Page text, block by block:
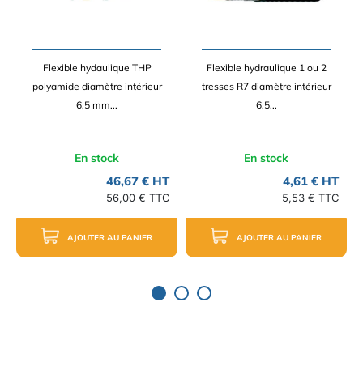
Flexible hydaulique THP
polyamide diamètre intérieur
6,5 mm...
En stock
46,67 € HT
56,00 € TTC
AJOUTER AU PANIER
Flexible hydraulique 1 ou 2
tresses R7 diamètre intérieur
6.5...
En stock
4,61 € HT
5,53 € TTC
AJOUTER AU PANIER